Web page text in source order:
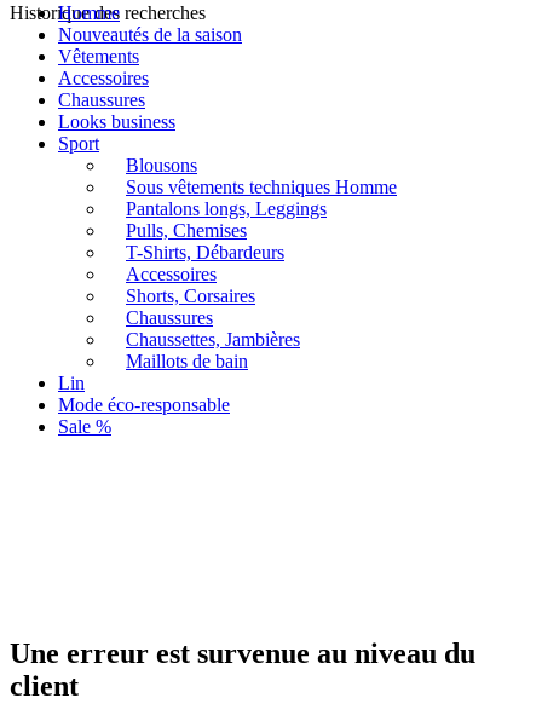
Historique des recherches
Homme
Nouveautés de la saison
Vêtements
Accessoires
Chaussures
Looks business
Sport
Blousons
Sous vêtements techniques Homme
Pantalons longs, Leggings
Pulls, Chemises
T-Shirts, Débardeurs
Accessoires
Shorts, Corsaires
Chaussures
Chaussettes, Jambières
Maillots de bain
Lin
Mode éco-responsable
Sale %
Une erreur est survenue au niveau du
client